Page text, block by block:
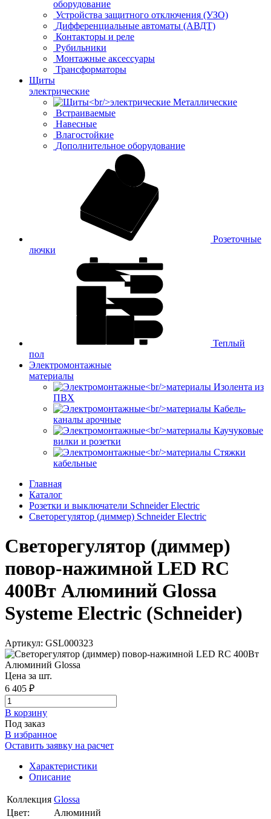
оборудование
Устройства защитного отключения (УЗО)
Дифференциальные автоматы (АВДТ)
Контакторы и реле
Рубильники
Монтажные аксессуары
Трансформаторы
Щиты
электрические
Металлические
Встраиваемые
Навесные
Влагостойкие
Дополнительное оборудование
Розеточные
лючки
Теплый
пол
Электромонтажные
материалы
Изолента из
ПВХ
Кабель-
каналы арочные
Каучуковые
вилки и розетки
Стяжки
кабельные
Главная
Каталог
Розетки и выключатели Schneider Electric
Светорегулятор (диммер) Schneider Electric
Светорегулятор (диммер)
повор-нажимной LED RC
400Вт Алюминий Glossa
Systeme Electric (Schneider)
Артикул: GSL000323
Цена за шт.
6 405 ₽
В корзинy
Под заказ
В избранное
Оставить заявку на расчет
Характеристики
Описание
Коллекция Glossa
Цвет:
Алюминий